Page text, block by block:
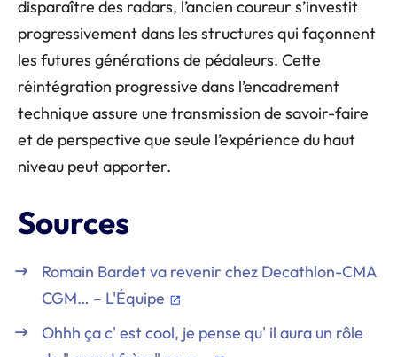
disparaître des radars, l’ancien coureur s’investit
progressivement dans les structures qui façonnent
les futures générations de pédaleurs. Cette
réintégration progressive dans l’encadrement
technique assure une transmission de savoir-faire
et de perspective que seule l’expérience du haut
niveau peut apporter.
Sources
Romain Bardet va revenir chez Decathlon-CMA
CGM… – L'Équipe
Ohhh ça c' est cool, je pense qu' il aura un rôle